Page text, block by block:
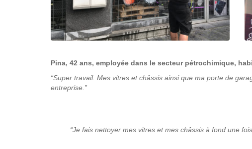
Pina, 42 ans, employée dans le secteur pétrochimique,
“Super travail. Mes vitres et châssis ainsi que ma porte de
entreprise.”
“Je fais nettoyer mes vitres et mes châssis à fond une